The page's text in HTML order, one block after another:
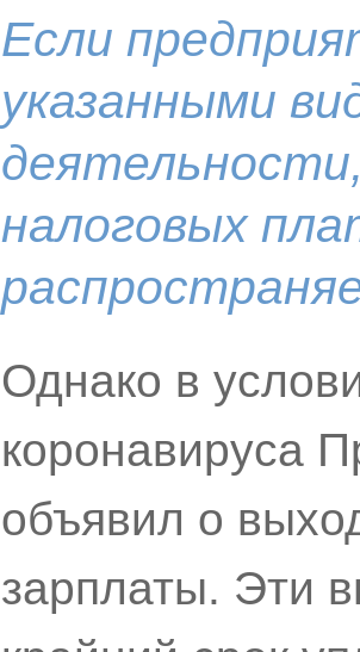
Если
указанными
налоговых
Однако в
коронавируса
объявил о
зарплаты. Эти